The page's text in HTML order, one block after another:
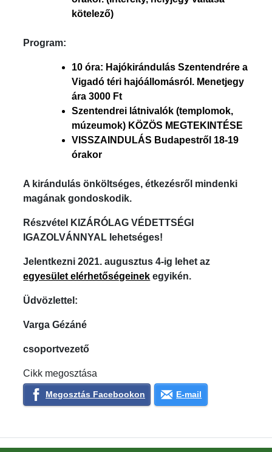
kötelező)
Program:
10 óra: Hajókirándulás Szentendrére a
Vigadó téri hajóállomásról. Menetjegy
ára 3000 Ft
Szentendrei látnivalók (templomok,
múzeumok) KÖZÖS MEGTEKINTÉSE
VISSZAINDULÁS Budapestről 18-19
órakor
A kirándulás önköltséges, étkezésről mindenki
magának gondoskodik.
Részvétel KIZÁRÓLAG VÉDETTSÉGI
IGAZOLVÁNNYAL lehetséges!
Jelentkezni 2021. augusztus 4-ig lehet az
egyesület elérhetőségeinek egyikén.
Üdvözlettel:
Varga Gézáné
csoportvezető
Cikk megosztása
Megosztás Facebookon E-mail